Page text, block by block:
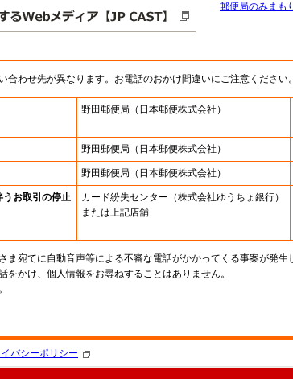
郵便局のみまも
わせ先が異なります。お電話のおかけ間違いにご注意ください。
野田郵便局 （日本郵便株式会社）
野田郵便局 （日本郵便株式会社）
野田郵便局 （日本郵便株式会社）
うお取引の停止 カード紛失センター （株式会社ゆうちょ銀行）
または上記店舗
ま宛てに自動音声等による不審な電話がかかってくる事案が発生
をかけ、個人情報をお尋ねすることはありません。
バシーポリシー